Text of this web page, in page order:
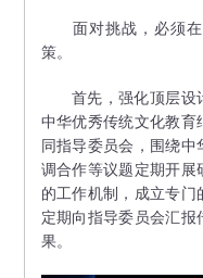
面对挑战，必须在
策。
首先，强化顶层设
中华优秀传统文化教育
同指导委员会，围绕
调合作等议题定期开展
的工作机制，成立专门
定期向指导委员会汇
果。